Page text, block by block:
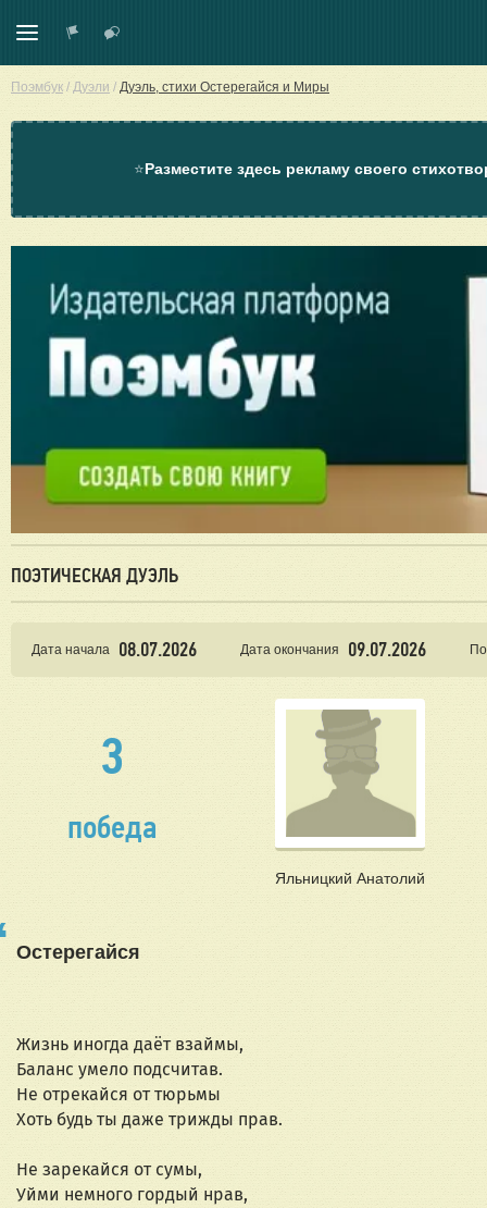
Поэмбук / Дуэли / Дуэль, стихи Остерегайся и Миры
⭐Разместите здесь рекламу своего
ПОЭТИЧЕСКАЯ ДУЭЛЬ
Дата начала 08.07.2026 Дата окончания 09.07.2026
3
победа
Яльницкий Анатолий
Остерегайся
Жизнь иногда даёт взаймы,
Баланс умело подсчитав.
Не отрекайся от тюрьмы
Хоть будь ты даже трижды прав.
Не зарекайся от сумы,
Уйми немного гордый нрав,